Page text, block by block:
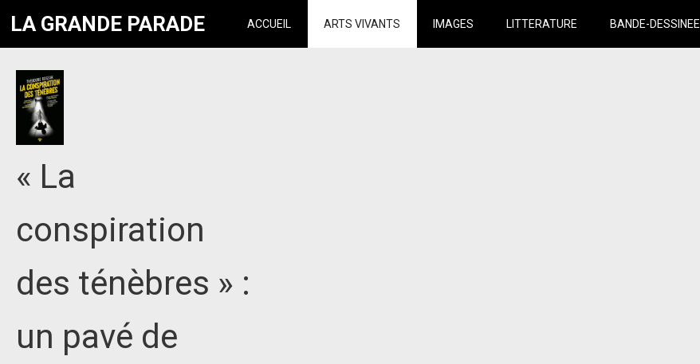
LA GRANDE PARADE ACCUEIL ARTS VIVANTS IMAGES LITTERATURE BANDE-DESSINEE
« La
conspiration
des ténèbres » :
un pavé de